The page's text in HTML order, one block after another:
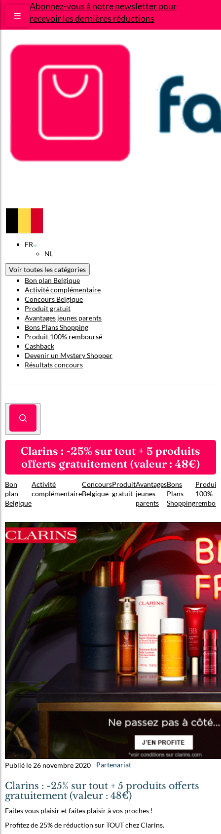
Abonnez-vous à notre newsletter pour
recevoir les dernières réductions
☰
FR
NL
Voir toutes les catégories
Bon plan Belgique
Activité complémentaire
Concours Belgique
Produit gratuit
Avantages jeunes parents
Bons Plans Shopping
Produit 100% remboursé
Cashback
Devenir un Mystery Shopper
Résultats concours
Clarins : -25% sur tout + 5 produits
offerts gratuitement (valeur : 48€)
Bon
plan
Belgique
Activité
complémentaire
Concours
Belgique
Produit
gratuit
Avantages
jeunes
parents
Bons
Plans
Shopping
Produit
100%
Publié le 26 novembre 2020 Partenariat
Clarins : -25% sur tout + 5 produits offerts
gratuitement (valeur : 48€)
Faites vous plaisir et faites plaisir à vos proches !
Profitez de 25% de réduction sur TOUT chez Clarins.